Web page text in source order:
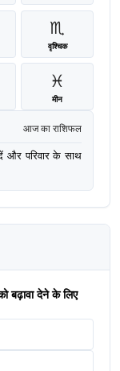
♏
वृश्चिक
♓
मीन
आज का राशिफल
और परिवार के साथ
बढ़ावा देने के लिए